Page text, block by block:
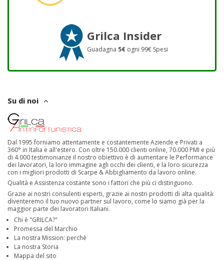
Grilca Insider
Guadagna 5€ ogni 99€ Spesi
Su di noi
Dal 1995 forniamo attentamente e costantemente Aziende e Privati a
360° in Italia e all'estero. Con oltre 150.000 clienti online, 70.000 PMI e più
di 4.000 testimonianze il nostro obiettivo è di aumentare le Performance
dei lavoratori, la loro immagine agli occhi dei clienti, e la loro sicurezza
con i migliori prodotti di Scarpe & Abbigliamento da lavoro online.
Qualità e Assistenza costante sono i fattori che più ci distinguono.
Grazie ai nostri consulenti esperti, grazie ai nostri prodotti di alta qualità:
diventeremo il tuo nuovo partner sul lavoro, come lo siamo già per la
maggior parte dei lavoratori Italiani.
Chi è "GRILCA?"
Promessa del Marchio
La nostra Mission: perchè
La nostra Storia
Mappa del sito